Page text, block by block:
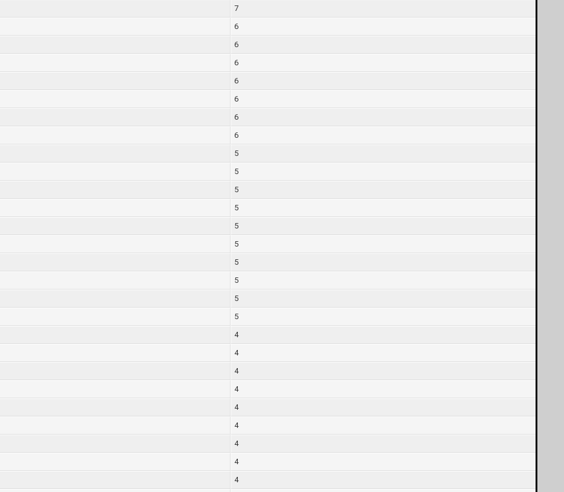
7
6
6
6
6
6
6
6
5
5
5
5
5
5
5
5
5
5
4
4
4
4
4
4
4
4
4